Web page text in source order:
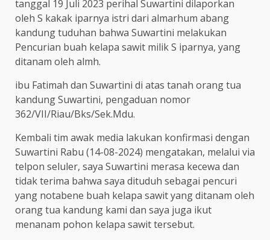
tanggal 19 Juli 2023 perihal Suwartini dilaporkan
oleh S kakak iparnya istri dari almarhum abang
kandung tuduhan bahwa Suwartini melakukan
Pencurian buah kelapa sawit milik S iparnya, yang
ditanam oleh almh.
ibu Fatimah dan Suwartini di atas tanah orang tua
kandung Suwartini, pengaduan nomor
362/VII/Riau/Bks/Sek.Mdu.
Kembali tim awak media lakukan konfirmasi dengan
Suwartini Rabu (14-08-2024) mengatakan, melalui via
telpon seluler, saya Suwartini merasa kecewa dan
tidak terima bahwa saya dituduh sebagai pencuri
yang notabene buah kelapa sawit yang ditanam oleh
orang tua kandung kami dan saya juga ikut
menanam pohon kelapa sawit tersebut.